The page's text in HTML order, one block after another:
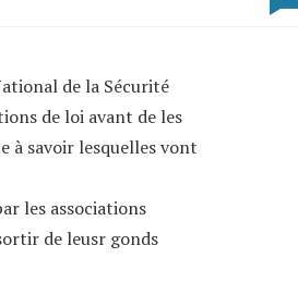
de la Sécurité
de loi avant de les
à savoir lesquelles vont
les associations
de leusr gonds